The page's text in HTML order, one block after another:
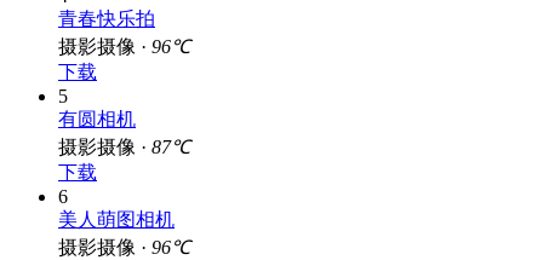
青春快乐拍
摄影摄像 · 96℃
下载
5
有圆相机
摄影摄像 · 87℃
下载
6
美人萌图相机
摄影摄像 · 96℃